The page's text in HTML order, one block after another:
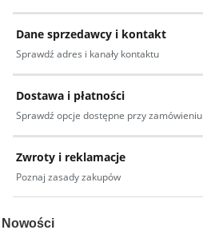
Dane sprzedawcy i kontakt
Sprawdź adres i kanały kontaktu
Dostawa i płatności
Sprawdź opcje dostępne przy zamówieniu
Zwroty i reklamacje
Poznaj zasady zakupów
Nowości